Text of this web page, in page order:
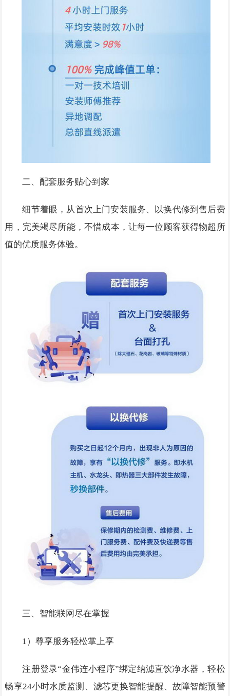
二、配套服务贴心到家
细节着眼，从首次上门安装服务、以换代修到售后费
用，完美竭尽所能，不惜成本，让每一位顾客获得物超所
值的优质服务体验。
三、智能联网尽在掌握
1）尊享服务轻松掌上享
注册登录“金伟连小程序”绑定纳滤直饮净水器，轻松
畅享24小时水质监测、滤芯更换智能提醒、故障智能预警